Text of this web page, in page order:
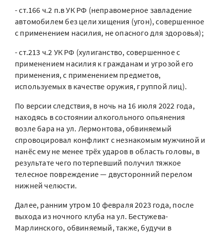
- ст.166 ч.2 п.в УК РФ (неправомерное завладение
автомобилем без цели хищения (угон), совершенное
с применением насилия, не опасного для здоровья);
- ст.213 ч.2 УК РФ (хулиганство, совершенное с
применением насилия к гражданам и угрозой его
применения, с применением предметов,
используемых в качестве оружия, группой лиц).
По версии следствия, в ночь на 16 июля 2022 года,
находясь в состоянии алкогольного опьянения
возле бара на ул. Лермонтова, обвиняемый
спровоцировал конфликт с незнакомым мужчиной и
нанёс ему не менее трёх ударов в область головы, в
результате чего потерпевший получил тяжкое
телесное повреждение — двусторонний перелом
нижней челюсти.
Далее, ранним утром 10 февраля 2023 года, после
выхода из ночного клуба на ул. Бестужева-
Марлинского, обвиняемый, также, будучи в